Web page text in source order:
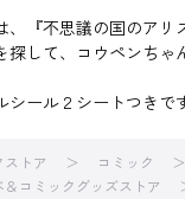
『不思議の国のアリ
して、コウペンちゃ
ール２シートつきで
ストア コミック
＆コミックグッズストア